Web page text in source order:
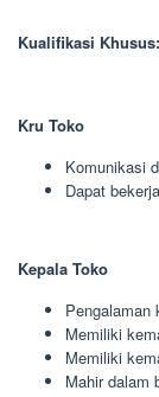
Kualifikasi Khusus:
Kru Toko
Komunikasi
Dapat
Kepala Toko
Pengalaman
Memiliki
Memiliki
Mahir dalam